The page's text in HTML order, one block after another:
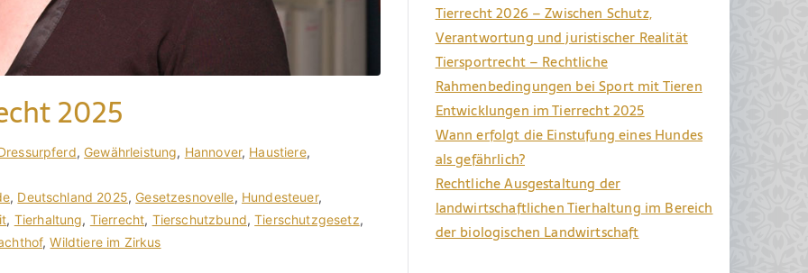
2025
, Gewährleistung, Hannover, Haustiere,
, Deutschland 2025, Gesetzesnovelle, Hundesteuer,
, Tierhaltung, Tierrecht, Tierschutzbund,Tierschutzgesetz,
,Wildtiere im Zirkus
Tierrecht 2026 – Zwischen Schutz,
Verantwortung und juristischer Realität
Tiersportrecht – Rechtliche
Rahmenbedingungen bei Sport mit Tieren
Entwicklungen im Tierrecht 2025
Wann erfolgt die Einstufung eines Hundes
als gefährlich?
Rechtliche Ausgestaltung der
landwirtschaftlichen Tierhaltung im Bereich
der biologischen Landwirtschaft